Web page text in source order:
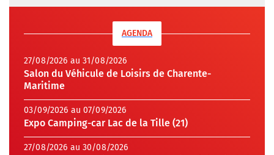
AGENDA
27/08/2026 au 31/08/2026
Salon du Véhicule de Loisirs de Charente-
Maritime
03/09/2026 au 07/09/2026
Expo Camping-car Lac de la Tille (21)
27/08/2026 au 30/08/2026